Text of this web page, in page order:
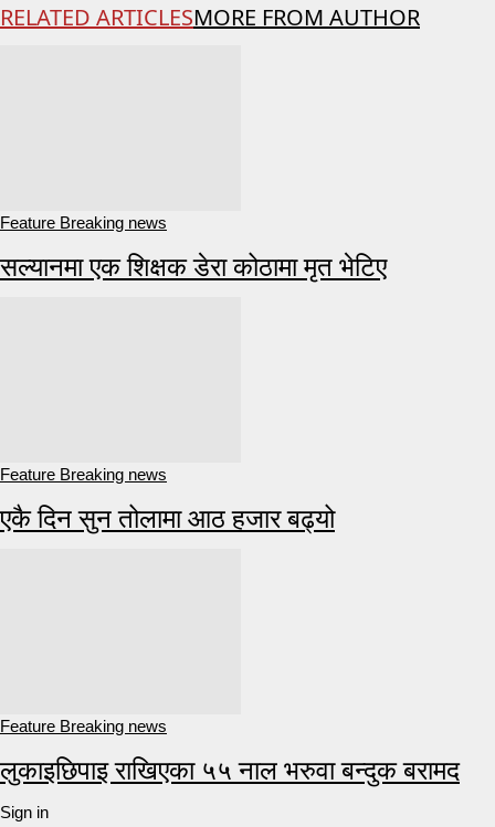
RELATED ARTICLESMORE FROM AUTHOR
Feature Breaking news
सल्यानमा एक शिक्षक डेरा कोठामा मृत भेटिए
Feature Breaking news
एकै दिन सुन तोलामा आठ हजार बढ्यो
Feature Breaking news
लुकाइछिपाइ राखिएका ५५ नाल भरुवा बन्दुक बरामद
Sign in